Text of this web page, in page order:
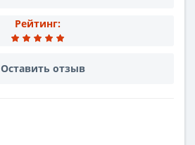
Рейтинг:
Оставить отзыв